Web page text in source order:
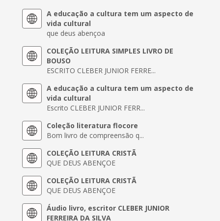
A educação a cultura tem um aspecto de
vida cultural
que deus abençoa
COLEÇÃO LEITURA SIMPLES LIVRO DE
BOUSO
ESCRITO CLEBER JUNIOR FERRE...
A educação a cultura tem um aspecto de
vida cultural
Escrito CLEBER JUNIOR FERR...
Coleção literatura flocore
Bom livro de compreensão q...
COLEÇÃO LEITURA CRISTÃ
QUE DEUS ABENÇOE
COLEÇÃO LEITURA CRISTÃ
QUE DEUS ABENÇOE
Áudio livro, escritor CLEBER JUNIOR
FERREIRA DA SILVA